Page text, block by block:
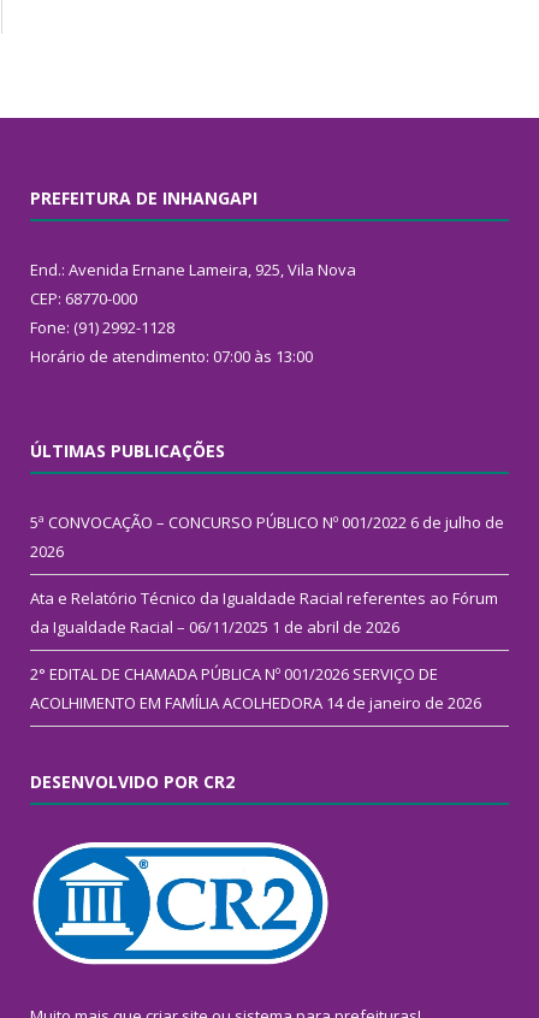
PREFEITURA DE INHANGAPI
End.: Avenida Ernane Lameira, 925, Vila Nova
CEP: 68770-000
Fone: (91) 2992-1128
Horário de atendimento: 07:00 às 13:00
ÚLTIMAS PUBLICAÇÕES
5ª CONVOCAÇÃO – CONCURSO PÚBLICO Nº 001/2022 6 de julho de
2026
Ata e Relatório Técnico da Igualdade Racial referentes ao Fórum
da Igualdade Racial – 06/11/2025 1 de abril de 2026
2° EDITAL DE CHAMADA PÚBLICA Nº 001/2026 SERVIÇO DE
ACOLHIMENTO EM FAMÍLIA ACOLHEDORA 14 de janeiro de 2026
DESENVOLVIDO POR CR2